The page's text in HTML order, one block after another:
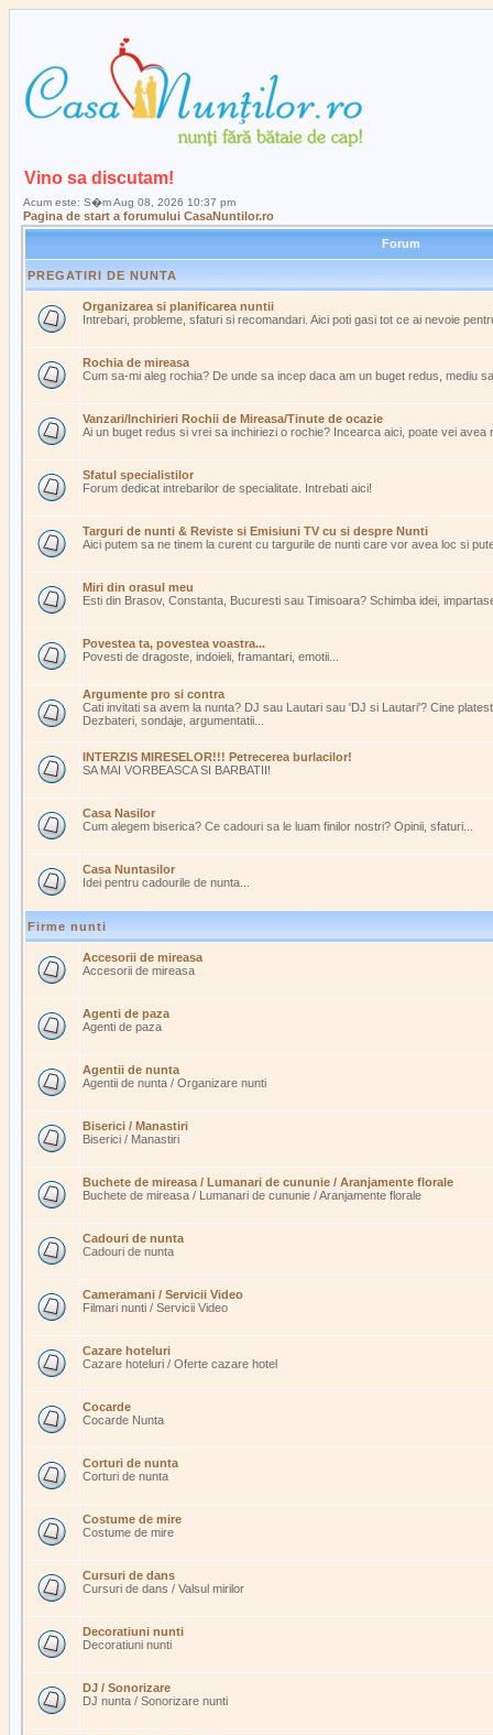
Vino sa discutam!
Acum este: S�m Aug 08, 2026 10:37 pm
Pagina de start a forumului CasaNuntilor.ro
Forum
PREGATIRI DE NUNTA
Organizarea si planificarea nuntii
Intrebari, probleme, sfaturi si recomandari. Aici poti gasi tot ce ai nevoie
Rochia de mireasa
Cum sa-mi aleg rochia? De unde sa incep daca am un buget redus, mediu
Vanzari/Inchirieri Rochii de Mireasa/Tinute de ocazie
Ai un buget redus si vrei sa inchiriezi o rochie? Incearca aici, poate vei avea
Sfatul specialistilor
Forum dedicat intrebarilor de specialitate. Intrebati aici!
Targuri de nunti & Reviste si Emisiuni TV cu si despre Nunti
Aici putem sa ne tinem la curent cu targurile de nunti care vor avea loc si
Miri din orasul meu
Esti din Brasov, Constanta, Bucuresti sau Timisoara? Schimba idei,
Povestea ta, povestea voastra...
Povesti de dragoste, indoieli, framantari, emotii...
Argumente pro si contra
Cati invitati sa avem la nunta? DJ sau Lautari sau 'DJ si Lautari'? Cine
Dezbateri, sondaje, argumentatii...
INTERZIS MIRESELOR!!! Petrecerea burlacilor!
SA MAI VORBEASCA SI BARBATII!
Casa Nasilor
Cum alegem biserica? Ce cadouri sa le luam finilor nostri? Opinii, sfaturi...
Casa Nuntasilor
Idei pentru cadourile de nunta...
Firme nunti
Accesorii de mireasa
Accesorii de mireasa
Agenti de paza
Agenti de paza
Agentii de nunta
Agentii de nunta / Organizare nunti
Biserici / Manastiri
Biserici / Manastiri
Buchete de mireasa / Lumanari de cununie / Aranjamente florale
Buchete de mireasa / Lumanari de cununie / Aranjamente florale
Cadouri de nunta
Cadouri de nunta
Cameramani / Servicii Video
Filmari nunti / Servicii Video
Cazare hoteluri
Cazare hoteluri / Oferte cazare hotel
Cocarde
Cocarde Nunta
Corturi de nunta
Corturi de nunta
Costume de mire
Costume de mire
Cursuri de dans
Cursuri de dans / Valsul mirilor
Decoratiuni nunti
Decoratiuni nunti
DJ / Sonorizare
DJ nunta / Sonorizare nunti